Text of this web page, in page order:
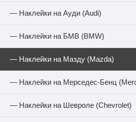
— Наклейки на Ауди (Audi)
— Наклейки на БМВ (BMW)
— Наклейки на Мазду (Mazda)
— Наклейки на Мерседес-Бенц
— Наклейки на Шевроле (Chevrolet)